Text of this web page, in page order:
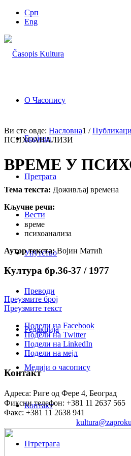
Срп
Eng
О Часопису
Бројеви
Претрага
Вести
Упутство
Преводи
Редакција
Медији о часопису
Контакт
Птретрага
Ви сте овде: Насловна1 /
ПСИХОАНАЛИЗИ
ВРЕМЕ У
Тема текста: Доживљај времена
Кључне речи:
време
психоанализа
Аутор текста:Војин Матић
Култура бр.36-37 / 1977
Преузмите број
Преузмите текст
Подели на Facebook
Подели на Twitter
Подели на LinkedIn
Подели на мејл
Контакт
Адреса: Риге од Фере 4, Београд
Фиксни телефон: +381 11 2637 565
Факс: +381 11 2638 941